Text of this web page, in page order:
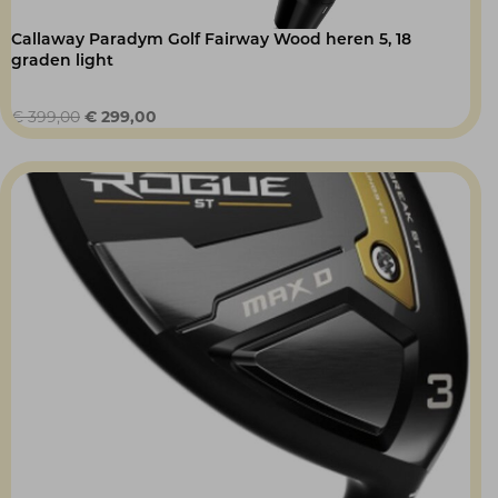
Callaway Paradym Golf Fairway Wood heren 5, 18
graden light
€399,00 Oorspronkelijke
prijs
was:
€ 399,00.
€ 299,00
prijs
is:
€ 299,00.